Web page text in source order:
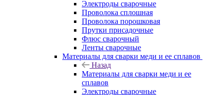
Электроды сварочные
Проволока сплошная
Проволока порошковая
Прутки присадочные
Флюс сварочный
Ленты сварочные
Материалы для сварки меди и ее сплавов
Назад
Материалы для сварки меди и ее
сплавов
Электроды сварочные